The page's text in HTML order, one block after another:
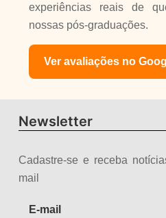
experiências reais de
nossas pós-graduações.
Ver avaliações no
Newsletter
Cadastre-se e receba
mail
E-mail